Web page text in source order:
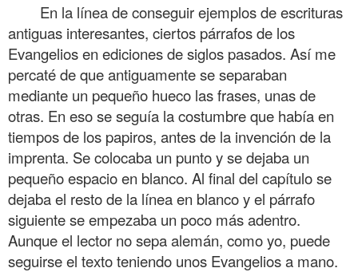
En la línea de conseguir ejemplos de escrituras
antiguas interesantes, ciertos párrafos de los
Evangelios en ediciones de siglos pasados. Así me
percaté de que antiguamente se separaban
mediante un pequeño hueco las frases, unas de
otras. En eso se seguía la costumbre que había en
tiempos de los papiros, antes de la invención de la
imprenta. Se colocaba un punto y se dejaba un
pequeño espacio en blanco. Al final del capítulo se
dejaba el resto de la línea en blanco y el párrafo
siguiente se empezaba un poco más adentro.
Aunque el lector no sepa alemán, como yo, puede
seguirse el texto teniendo unos Evangelios a mano.